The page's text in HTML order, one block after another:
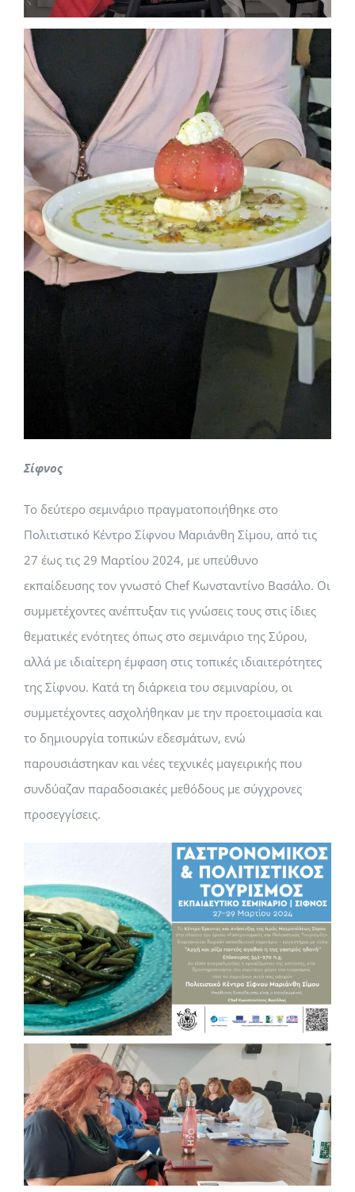
Σίφνος
Το δεύτερο σεμινάριο πραγματοποιήθηκε στο
Πολιτιστικό Κέντρο Σίφνου Μαριάνθη Σίμου, από τις
27 έως τις 29 Μαρτίου 2024, με υπεύθυνο
εκπαίδευσης τον γνωστό Chef Κωνσταντίνο Βασάλο. Οι
συμμετέχοντες ανέπτυξαν τις γνώσεις τους στις ίδιες
θεματικές ενότητες όπως στο σεμινάριο της Σύρου,
αλλά με ιδιαίτερη έμφαση στις τοπικές ιδιαιτερότητες
της Σίφνου. Κατά τη διάρκεια του σεμιναρίου, οι
συμμετέχοντες ασχολήθηκαν με την προετοιμασία και
το δημιουργία τοπικών εδεσμάτων, ενώ
παρουσιάστηκαν και νέες τεχνικές μαγειρικής που
συνδύαζαν παραδοσιακές μεθόδους με σύγχρονες
προσεγγίσεις.